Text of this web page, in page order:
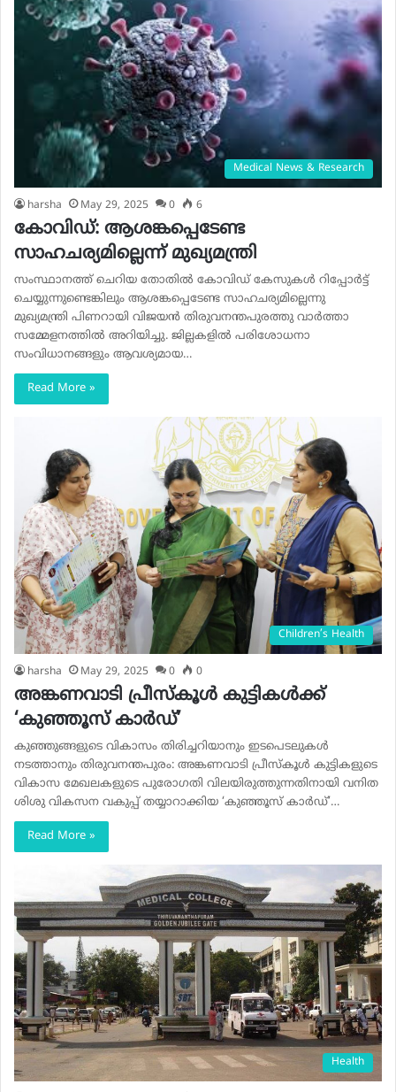
Medical News & Research
harsha May 29, 2025 0 6
കോവിഡ്: ആശങ്കപ്പെടേണ്ട
സാഹചര്യമില്ലെന്ന് മുഖ്യമന്ത്രി
സംസ്ഥാനത്ത് ചെറിയ തോതിൽ കോവിഡ് കേസുകൾ റിപ്പോർട്ട്
ചെയ്യുന്നുണ്ടെങ്കിലും ആശങ്കപ്പെടേണ്ട സാഹചര്യമില്ലെന്നു
മുഖ്യമന്ത്രി പിണറായി വിജയൻ തിരുവനന്തപുരത്തു വാർത്താ
സമ്മേളനത്തിൽ അറിയിച്ചു. ജില്ലകളിൽ പരിശോധനാ
സംവിധാനങ്ങളും ആവശ്യമായ…
Read More »
Children’s Health
harsha May 29, 2025 0 0
അങ്കണവാടി പ്രീസ്‌കൂള്‍ കുട്ടികള്‍ക്ക്
‘കുഞ്ഞൂസ് കാര്‍ഡ്’
കുഞ്ഞുങ്ങളുടെ വികാസം തിരിച്ചറിയാനും ഇടപെടലുകള്‍
നടത്താനും തിരുവനന്തപുരം: അങ്കണവാടി പ്രീസ്‌കൂള്‍ കുട്ടികളുടെ
വികാസ മേഖലകളുടെ പുരോഗതി വിലയിരുത്തുന്നതിനായി വനിത
ശിശു വികസന വകുപ്പ് തയ്യാറാക്കിയ ‘കുഞ്ഞൂസ് കാര്‍ഡ്’…
Read More »
Health